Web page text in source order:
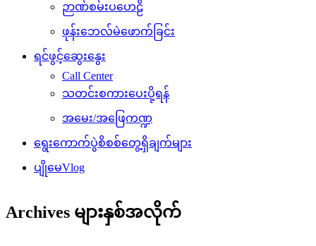
ဉာဏ်စမ်းပဟေဠိ
ဖုန်းဘေလ်မဲဖောက်ခြင်း
ရင်ဖွင့်ဆွေးနွေး
Call Center
သတင်းစကားပေးပို့ရန်
အမေး/အဖြေကဏ္ဍ
ရွေးကောက်ပွဲစိစစ်တွေ့ရှိချက်များ
ပျိုမေVlog
Archives များနှစ်အလိုက်